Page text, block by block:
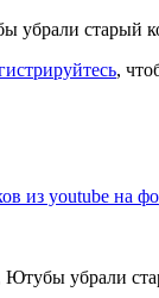
старый
,
из youtube на
убрали